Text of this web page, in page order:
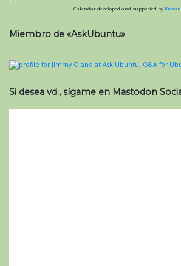
Calendar developed and supported by Kieran
Miembro de «AskUbuntu»
Si desea vd., sígame en Mastodon